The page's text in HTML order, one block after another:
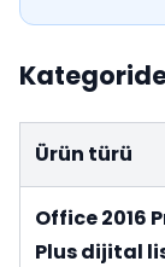
Ürün türü
Office 2016
Plus dijital